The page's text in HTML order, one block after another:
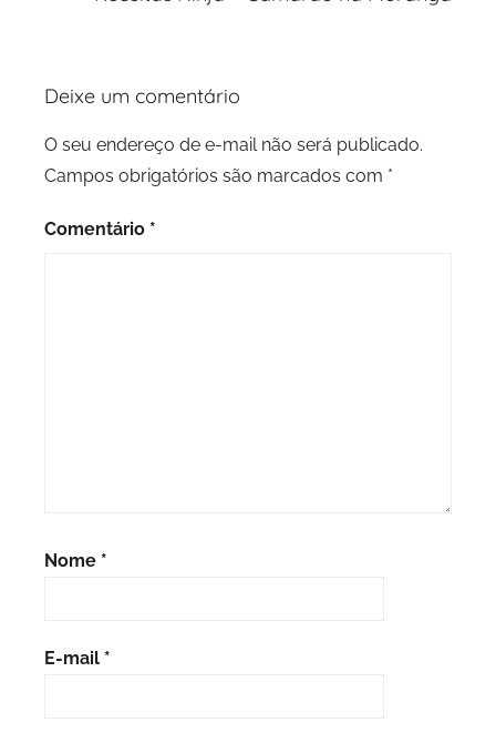
Deixe um comentário
O seu endereço de e-mail não será publicado.
Campos obrigatórios são marcados com *
Comentário *
Nome *
E-mail *